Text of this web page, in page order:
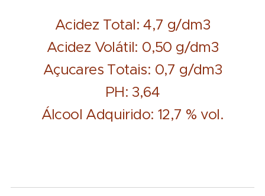
Acidez Total: 4,7 g/dm3
Acidez Volátil: 0,50 g/dm3
Açucares Totais: 0,7 g/dm3
PH: 3,64
Álcool Adquirido: 12,7 % vol.